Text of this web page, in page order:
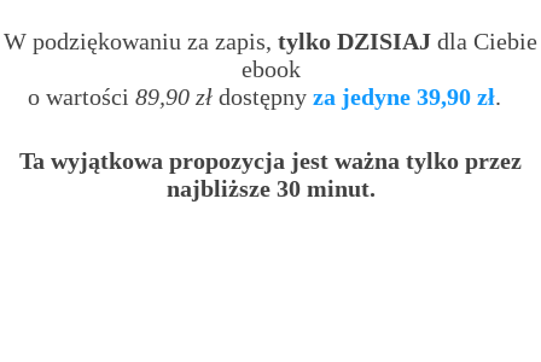
W podziękowaniu za zapis, tylko DZISIAJ dla Ciebie
ebook
o wartości 89,90 zł dostępny za jedyne 39,90 zł.
Ta wyjątkowa propozycja jest ważna tylko przez
najbliższe 30 minut.